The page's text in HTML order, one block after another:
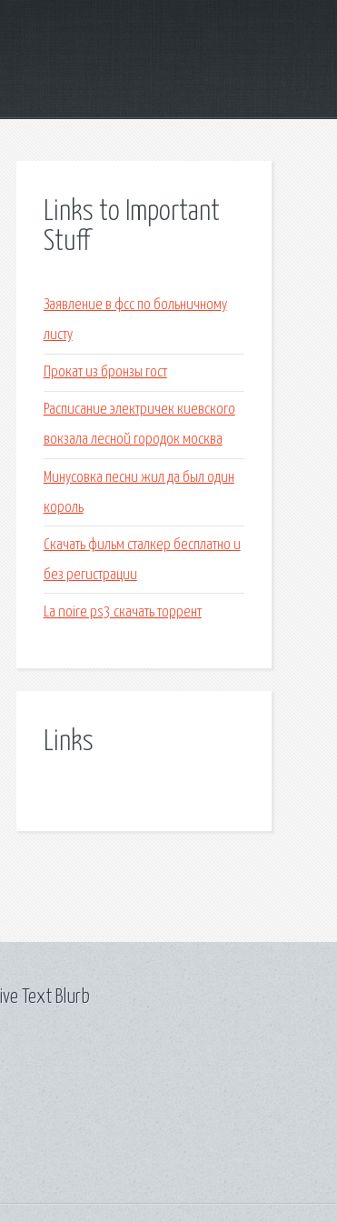
Links to Important
Stuff
Заявление в фсс по больничному
листу
Прокат из бронзы гост
Расписание электричек киевского
вокзала лесной городок москва
Минусовка песни жил да был один
король
Скачать фильм сталкер бесплатно и
без регистрации
La noire ps3 скачать торрент
Links
Text Blurb